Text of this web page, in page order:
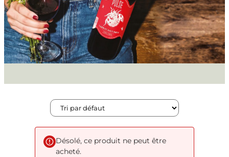
Désolé, ce produit ne peut être
acheté.